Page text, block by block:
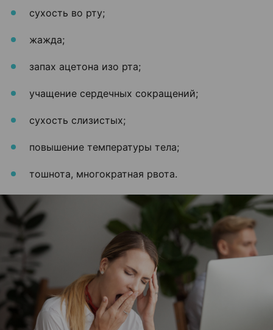
сухость во рту;
жажда;
запах ацетона изо рта;
учащение сердечных сокращений;
сухость слизистых;
повышение температуры тела;
тошнота, многократная рвота.